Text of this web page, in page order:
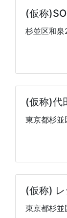
(仮称
杉並区和
(仮称)代
東京都杉並
(仮称)
東京都杉